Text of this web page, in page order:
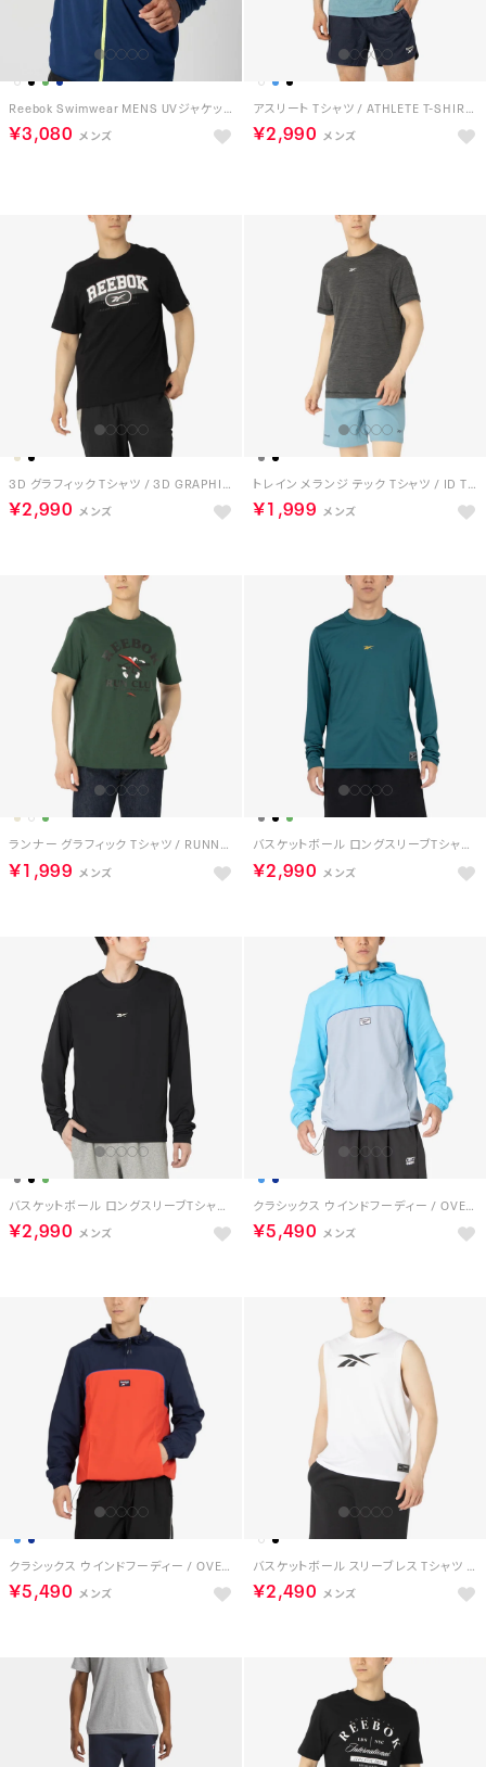
Reebok Swimwear MENS UVジャケット （ネイビー）
￥3,080
アスリート Tシャツ / ATHLETE T-SHIRT （ブルー）
￥2,990
3D グラフィック Tシャツ / 3D GRAPHIC TEE （ブラック）
￥2,990
トレイン メランジ テック Tシャツ / ID TRAIN MELANGE TECH TEE （ブラック）
￥1,999
ランナー グラフィック Tシャツ / RUNNER GRAPHIC TEE （グリーン）
￥1,999
バスケットボール ロングスリーブTシャツ / BASKETBALL ESSENTIALS LS SHOOTING SHIRT （グリーン）
￥2,990
バスケットボール ロングスリーブTシャツ / BASKETBALL ESSENTIALS LS SHOOTING SHIRT （ブラック）
￥2,990
クラシックス ウインドフーディー / OVERHEAD WINDCHEATER （クリアブルー）
￥5,490
クラシックス ウインドフーディー / OVERHEAD WINDCHEATER （ネイビー）
￥5,490
バスケットボール スリーブレス Tシャツ / ID BASKETBALL SLEEVELESS T-SHIRT （ホワイト）
￥2,490